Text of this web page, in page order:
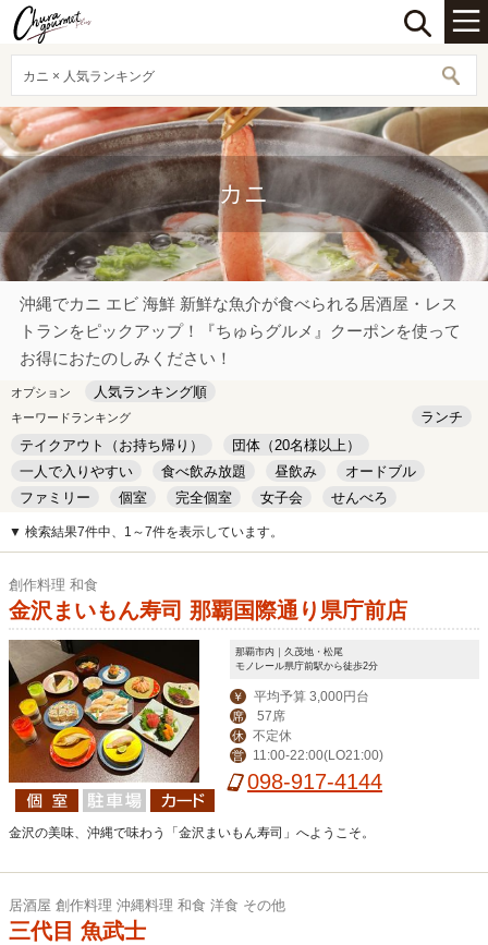
カニ × 人気ランキング
カニ
沖縄でカニ エビ 海鮮 新鮮な魚介が食べられる居酒屋・レス
トランをピックアップ！『ちゅらグルメ』クーポンを使って
お得におたのしみください！
オプション 人気ランキング順
キーワードランキング
ランチ
テイクアウト（お持ち帰り）
団体（20名様以上）
一人で入りやすい
食べ飲み放題 昼飲み
オードブル
ファミリー
個室 完全個室 女子会
せんべろ
キッズルーム
安い デート
▼ 検索結果7件中、1～7件を表示しています。
創作料理 和食
金沢まいもん寿司 那覇国際通り県庁前店
那覇市内｜久茂地・松尾
モノレール県庁前駅から徒歩2分
￥ 平均予算 3,000円台
席 57席
休 不定休
営 11:00-22:00(LO21:00)
098-917-4144
金沢の美味、沖縄で味わう「金沢まいもん寿司」へようこそ。
居酒屋 創作料理 沖縄料理 和食 洋食 その他
三代目 魚武士